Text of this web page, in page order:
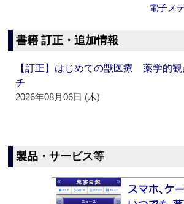
電子メ
書籍 訂正・追加情報
【訂正】はじめての獣医療 薬学的
チ
2026年08月06日 (木)
製品・サービス等